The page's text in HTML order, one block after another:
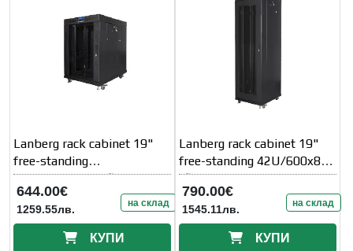
Lanberg rack cabinet 19"
free-standing
15U/800x1000 (flat
644.00€
1259.55лв. на склад
КУПИ
Lanberg rack cabinet 19"
free-standing 42U/600x800
(flat
790.00€
1545.11лв. на склад
КУПИ